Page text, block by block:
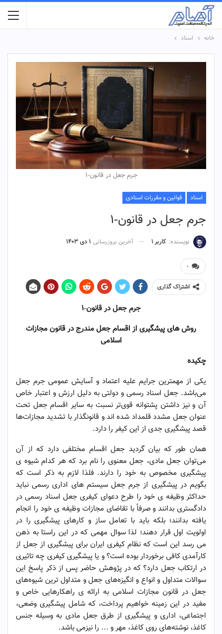
خانه اسناد
جرم جعل در قانون-۱
اسناد قوانین و مقررات اسنادی
جرم جعل در قانون-۱
نویسنده: کاربر ۱ آخرین بروزرسانی ۱ دی ۱۴۰۳
۰
اشتراک گذاری
جرم جعل در قانون-۱
روش‌های پیشگیری از اقسام جعل مندرج در قانون مجازات
اسلامی
چکیده
یکی از مهمترین جرایم علیه اعتماد و آسایش عمومی جرم جعل
می‌باشد. جعل اسناد رسمی و دولتی به دلیل ارزش و اعتبار خاص
آن و نیز داشتن پشتوانه قوی‌تر نسبت به سایر اقسام جعل تحت
عنوان جعل مشدد قلمداد شده اند و قانونگذار با تشدید مجازات‌ها
قصد پیشگیری جدی از این کیفر را دارد.
همان طور که بیان گردید جعل اقسام مختلفی دارد که از آن
می‌توان جعل مادی، جعل معنوی را نام برد که هر کدام شیوه‌ ی
پیشگیری مخصوص به خود را دارند. فلذا لازم به ذکر است که
بگویم در پیشگیری از جرم جعل سیستم ‌های اداری رسمی نباید
حداکثر وظیفه ‌ی خود را طرح دعوای کیفری جعل اسناد رسمی در
دادگستری بدانند و صرفاً با تقاضای مجازات وظیفه‌ ی خود را انجام
یافته بدانند؛ بلکه باید با تعامل ساز و کار‌های پیشگیری را در
اولویت اول قرار دهند؛ لذا سوال مهمی که در این راستا به ذهن
می‌ رسد این است که نظام کیفری ایران برای پیشگیری از جعل از
کارآمدی کافی برخوردار بوده است؟ و یا پیشگیری کیفری چه تاثیری
در ارتکاب جعل دارد؟ که در پژوهش حاضر پس از ذکر پاسخ این
سوالات متداول و انواع و انگیزه‌های جعل و متداول ‌ترین شیوه‌های
جعل در قانون مجازات اسلامی به ارائه‌ ی راهکار‌هایی خاص و
مفید در این زمینه خواهیم پرداخت، که شامل پیشگیری وضعی،
اجتماعی، اداری و پیشگیری از طرق جعل مادی به وسیله جنس
کاغذ، نوشته‌های روی کاغذ، مهر و … را نیزمی باشد.